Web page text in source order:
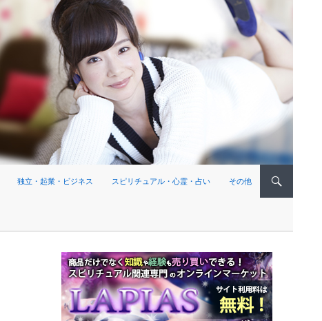
独立・起業・ビジネス スピリチュアル・心霊・占い その他